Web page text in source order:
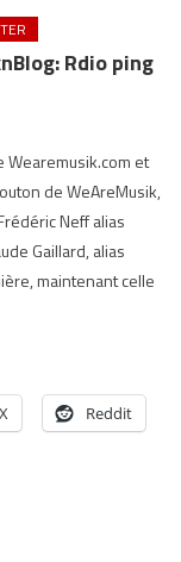
Rdio ping
Wearemusik.com et
de WeAreMusik,
Neff alias
Gaillard, alias
maintenant celle
X Reddit